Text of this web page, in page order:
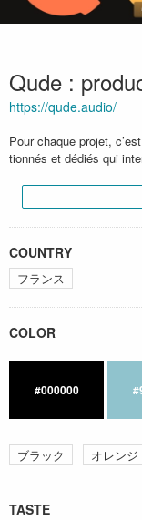
Qude :
https://qude.audio/
Pour chaque projet,
tionnés et dédiés qui
COUNTRY
フランス
COLOR
#000000
ブラック オレンジ
TASTE